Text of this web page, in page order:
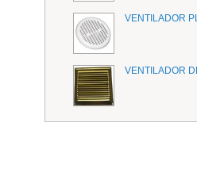
VENTILADOR
VENTILADOR